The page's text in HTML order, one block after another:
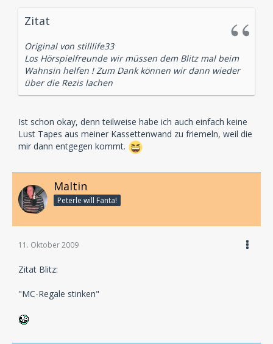
Zitat
Original von stilllife33
Los Hörspielfreunde wir müssen dem Blitz mal beim
Wahnsin helfen ! Zum Dank können wir dann wieder
über die Rezis lachen
Ist schon okay, denn teilweise habe ich auch einfach keine
Lust Tapes aus meiner Kassettenwand zu friemeln, weil die
mir dann entgegen kommt.
Maltin
Peterle will Fanta!
11. Oktober 2009
Zitat Blitz:
"MC-Regale stinken"